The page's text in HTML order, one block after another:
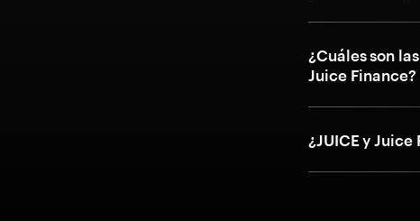
¿Cuáles son
Juice Finance?
¿JUICE y Juice